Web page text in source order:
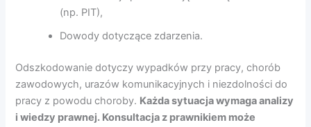
(np. PIT),
Dowody dotyczące zdarzenia.
Odszkodowanie dotyczy wypadków przy pracy, chorób
zawodowych, urazów komunikacyjnych i niezdolności do
pracy z powodu choroby. Każda sytuacja wymaga analizy
i wiedzy prawnej. Konsultacja z prawnikiem może